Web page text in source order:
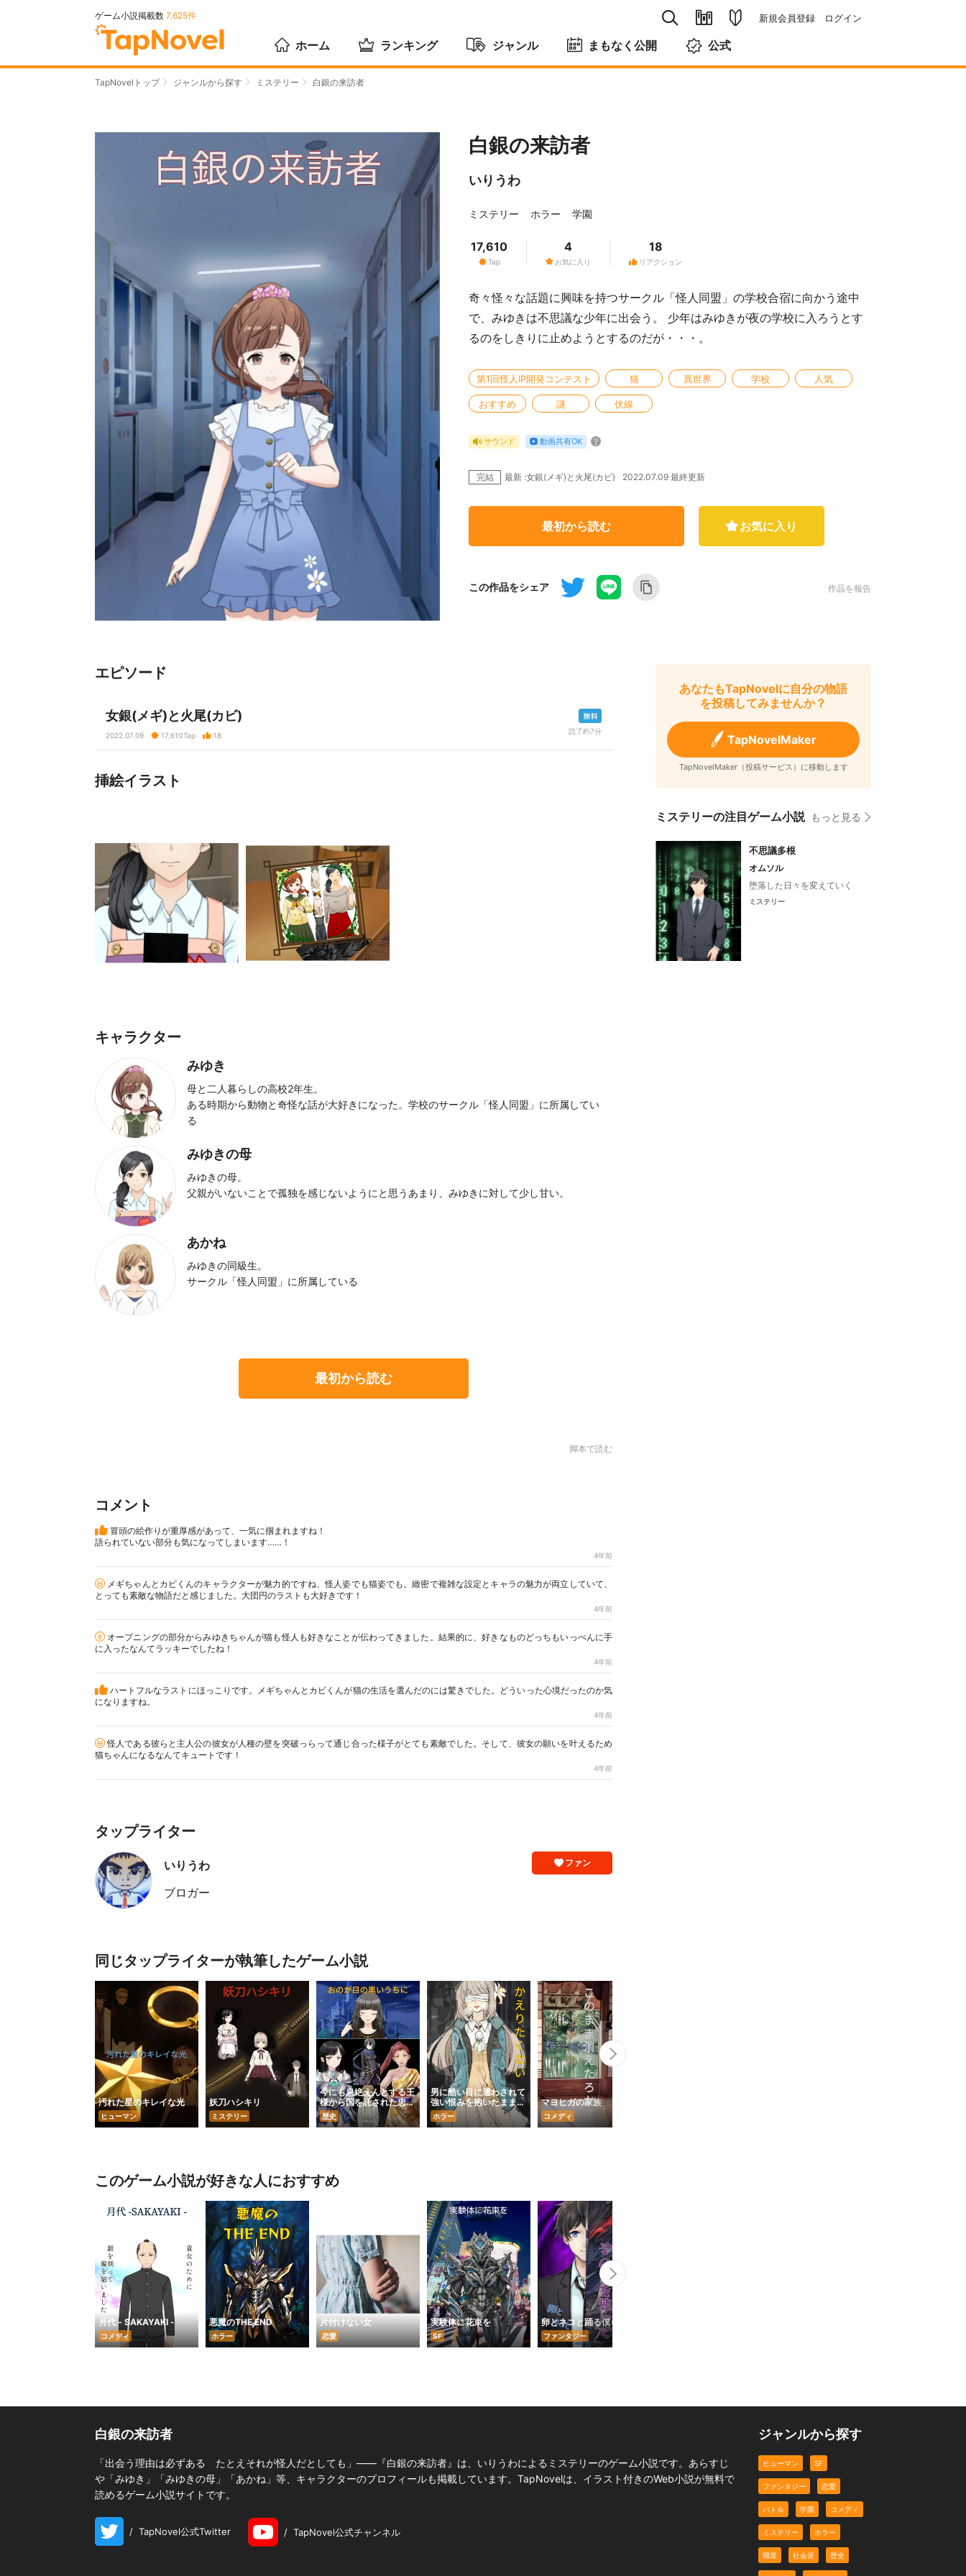
ゲーム小説掲載数 7,625件 新規会員登録 ログイン
ホーム ランキング ジャンル まもなく公開 公式
TapNovelトップ ジャンルから探す ミステリー 白銀の来訪者
白銀の来訪者
いりうわ
ミステリー ホラー 学園
Tap
17,610
お気に入り
4
リアクション
18
奇々怪々な話題に興味を持つサークル「怪人同盟」の学校合宿に向かう途中
で、みゆきは不思議な少年に出会う。 少年はみゆきが夜の学校に入ろうとす
るのをしきりに止めようとするのだが・・・。
第1回怪人IP開発コンテスト 猫 異世界 学校 人気
おすすめ 謎 伏線
サウンド 動画共有OK
完結 最新 :女銀(メギ)と火尾(カビ) 2022.07.09 最終更新
最初から読む お気に入り
この作品をシェア 作品を報告
エピソード
女銀(メギ)と火尾(カビ)
2022.07.09 17,610Tap 18
読了約7分
挿絵イラスト
キャラクター
みゆき
母と二人暮らしの高校2年生。
ある時期から動物と奇怪な話が大好きになった。学校のサークル「怪人同盟」に所属してい
る
みゆきの母
みゆきの母。
父親がいないことで孤独を感じないようにと思うあまり、みゆきに対して少し甘い。
あかね
みゆきの同級生。
サークル「怪人同盟」に所属している
最初から読む
脚本で読む
コメント
冒頭の絵作りが重厚感があって、一気に掴まれますね！
語られていない部分も気になってしまいます……！
4年前
メギちゃんとカビくんのキャラクターが魅力的ですね、怪人姿でも猫姿でも。緻密で複雑な設定とキャラの魅力が両立していて、
とっても素敵な物語だと感じました。大団円のラストも大好きです！
4年前
オープニングの部分からみゆきちゃんが猫も怪人も好きなことが伝わってきました。結果的に、好きなものどっちもいっぺんに手
に入ったなんてラッキーでしたね！
4年前
ハートフルなラストにほっこりです。メギちゃんとカビくんが猫の生活を選んだのには驚きでした。どういった心境だったのか気
になりますね。
4年前
怪人である彼らと主人公の彼女が人種の壁を突破っらって通じ合った様子がとても素敵でした。そして、彼女の願いを叶えるため
猫ちゃんになるなんてキュートです！
4年前
タップライター
ファン
いりうわ
ブロガー
同じタップライターが執筆したゲーム小説
汚れた星のキレイな光
ヒューマン
妖刀ハシキリ
ミステリー
今にも息絶えんとする王
様から国を託された忠義
の女
歴史
男に酷い目に遭わされて
強い恨みを抱いたまま生
きて再び還らない女
ホラー
マヨヒガの家族
コメディ
このゲーム小説が好きな人におすすめ
月代 - SAKAYAKI -
コメディ
悪魔のTHE END
ホラー
片付けない女
恋愛
実験体に花束を
SF
卵とネコと踊る僕ら
ファンタジー
あなたもTapNovelに自分の物語
を投稿してみませんか？
TapNovelMaker
TapNovelMaker（投稿サービス）に移動します
ミステリーの注目ゲーム小説 もっと見る
不思議多根
オムソル
堕落した日々を変えていく
ミステリー
白銀の来訪者
「出会う理由は必ずある たとえそれが怪人だとしても」――『白銀の来訪者』は、いりうわによるミステリーのゲーム小説です。あらすじ
や「みゆき」「みゆきの母」「あかね」等、キャラクターのプロフィールも掲載しています。TapNovelは、イラスト付きのWeb小説が無料で
読めるゲーム小説サイトです。
/ TapNovel公式Twitter / TapNovel公式チャンネル
ジャンルから探す
ヒューマン SF
ファンタジー 恋愛
バトル 学園 コメディ
ミステリー ホラー
職業 社会派 歴史